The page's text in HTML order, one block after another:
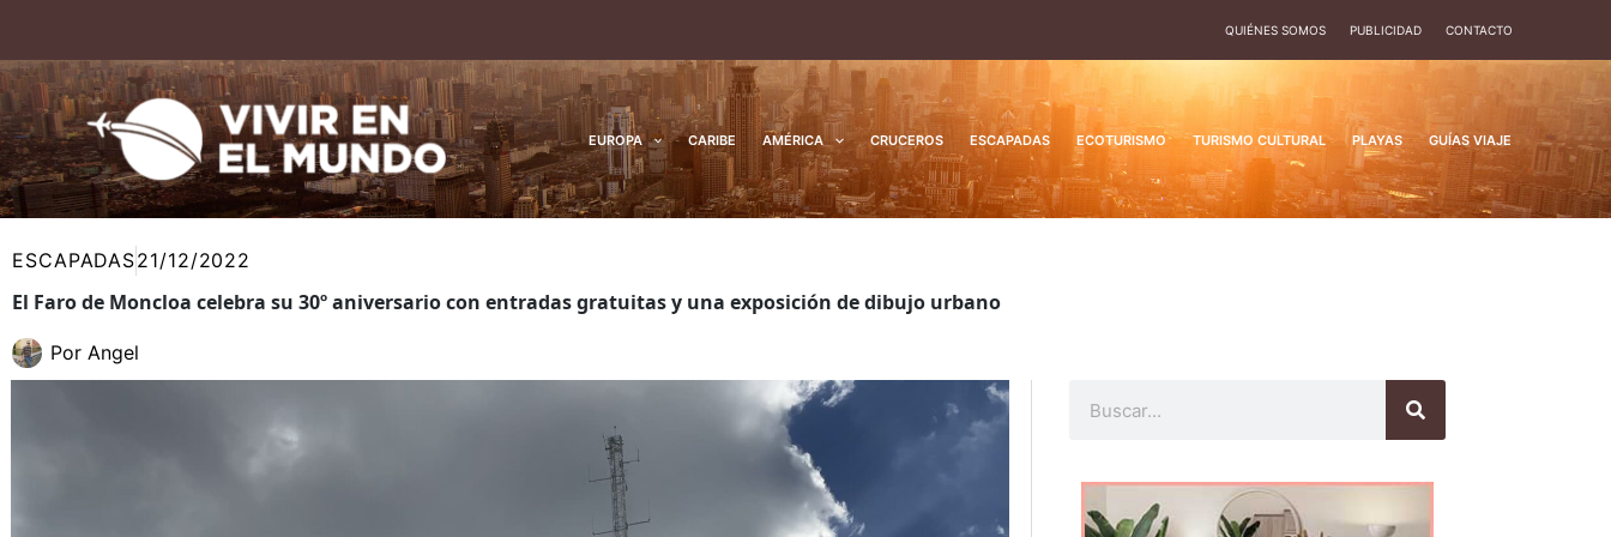
contenido
QUIÉNES SOMOS PUBLICIDAD CONTACTO
EUROPA CARIBE AMÉRICA CRUCEROS ESCAPADAS ECOTURISMO TURISMO CULTURAL PLAYAS GUÍAS VIAJE
ESCAPADAS21/12/2022
El Faro de Moncloa celebra su 30º aniversario con entradas gratuitas y una exposición de dibujo urbano
Por Angel